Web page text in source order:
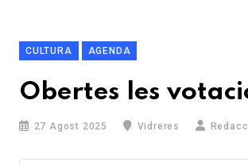
CULTURA AGENDA
Obertes les
27 Agost 2025 Vidreres